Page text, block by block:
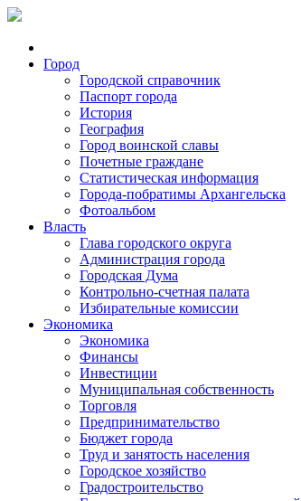
Город
Городской справочник
Паспорт города
История
География
Город воинской славы
Почетные граждане
Статистическая информация
Города-побратимы Архангельска
Фотоальбом
Власть
Глава городского округа
Администрация города
Городская Дума
Контрольно-счетная палата
Избирательные комиссии
Экономика
Экономика
Финансы
Инвестиции
Муниципальная собственность
Торговля
Предпринимательство
Бюджет города
Труд и занятость населения
Городское хозяйство
Градостроительство